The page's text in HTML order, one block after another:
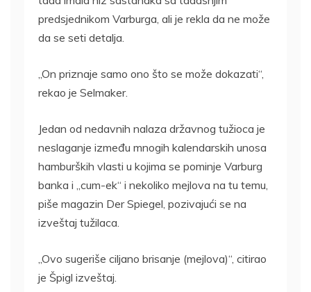
predsjednikom Varburga, ali je rekla da ne može
da se seti detalja.
„On priznaje samo ono što se može dokazati“,
rekao je Selmaker.
Jedan od nedavnih nalaza državnog tužioca je
neslaganje između mnogih kalendarskih unosa
hamburških vlasti u kojima se pominje Varburg
banka i „cum-ek“ i nekoliko mejlova na tu temu,
piše magazin Der Spiegel, pozivajući se na
izveštaj tužilaca.
„Ovo sugeriše ciljano brisanje (mejlova)“, citirao
je Špigl izveštaj.